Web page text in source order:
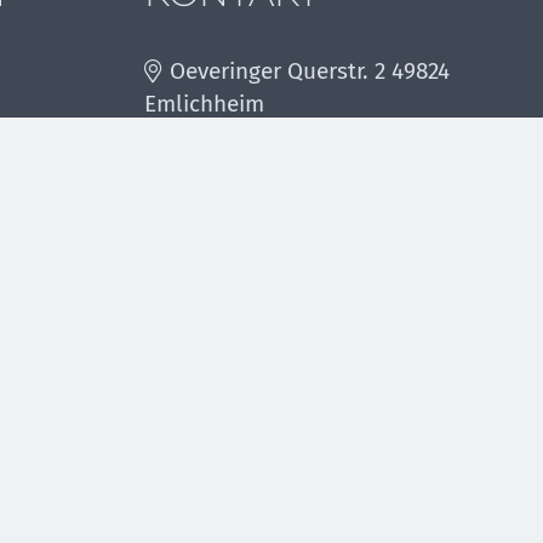
Oeveringer Querstr. 2 49824
Emlichheim